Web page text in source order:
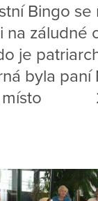
Bingo
záludné
je
byla
2.